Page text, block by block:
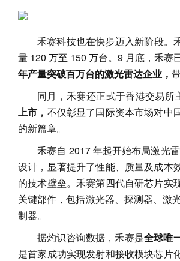
禾赛科技也在快步迈入新阶段。
量 120 万至 150 万台。9 月底，禾赛
年产量突破百万台的激光雷达企业，
同月，禾赛还正式于香港交易所
上市， 不仅彰显了国际资本市场对中
的新篇章。
禾赛自 2017 年起开始布局激光
设计，显著提升了性能、质量及成本
的技术壁垒。禾赛第四代自研芯片实
关键部件，包括激光器、探测器、激
制器。
据灼识咨询数据，禾赛是全球唯
是首家成功实现发射和接收模块芯片